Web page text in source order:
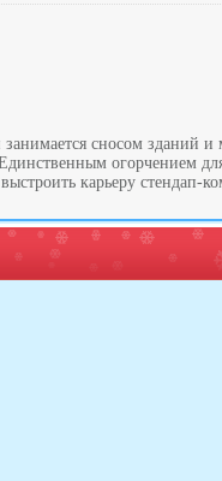
сносом зданий и
огорчением
карьеру стендап-